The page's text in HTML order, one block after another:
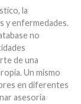
la
y enfermedades.
no
de una
Un mismo
en diferentes
asesoría